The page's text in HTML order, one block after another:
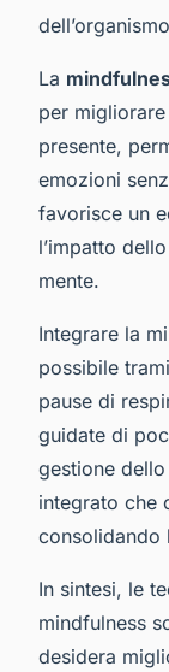
La
per
presente,
emozioni
favorisce un
l’impatto
mente.
Integrare la
possibile
pause di
guidate di
gestione
integrato che
consolidando
In sintesi, le
mindfulness
desidera